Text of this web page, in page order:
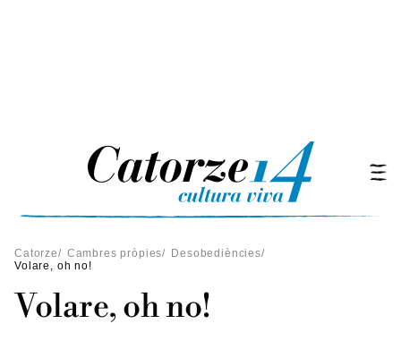
Catorze/ Cambres pròpies/ Desobediències/
Volare, oh no!
Volare, oh no!